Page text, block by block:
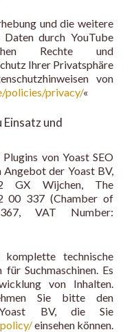
und die weitere
durch YouTube
Rechte und
Ihrer Privatsphäre
von
policies/privacy/«
und
von Yoast SEO
Angebot der Yoast BV,
GX Wijchen, The
00 337 (Chamber of
VAT Number:
technische
Suchma­schinen. Es
von Inhalten.
Sie bitte den
Yoast BV, die Sie
einsehen können.